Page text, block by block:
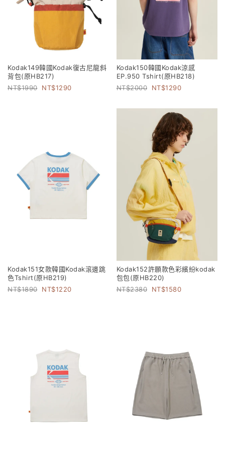
Kodak149韓國Kodak復古尼龍斜
背包(原HB217)
1990
1290
Kodak150韓國Kodak涼感
EP.950 Tshirt(原HB218)
2000
1290
Kodak151女款韓國Kodak滾邊跳
色Tshirt(原HB219)
1890
1220
Kodak152許願款色彩繽紛kodak
包包(原HB220)
2380
1580